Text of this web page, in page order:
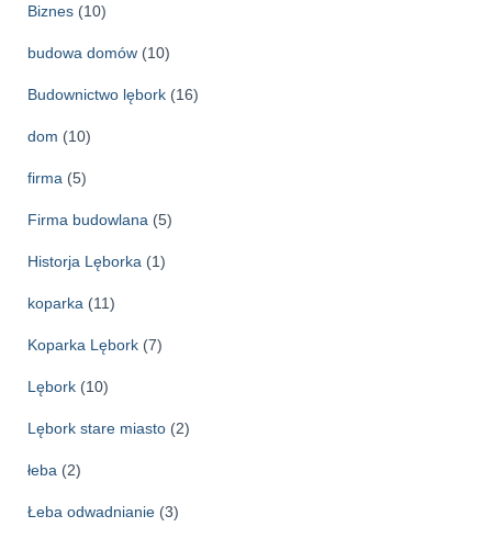
Biznes (10)
budowa domów (10)
Budownictwo lębork (16)
dom (10)
firma (5)
Firma budowlana (5)
Historja Lęborka (1)
koparka (11)
Koparka Lębork (7)
Lębork (10)
Lębork stare miasto (2)
łeba (2)
Łeba odwadnianie (3)